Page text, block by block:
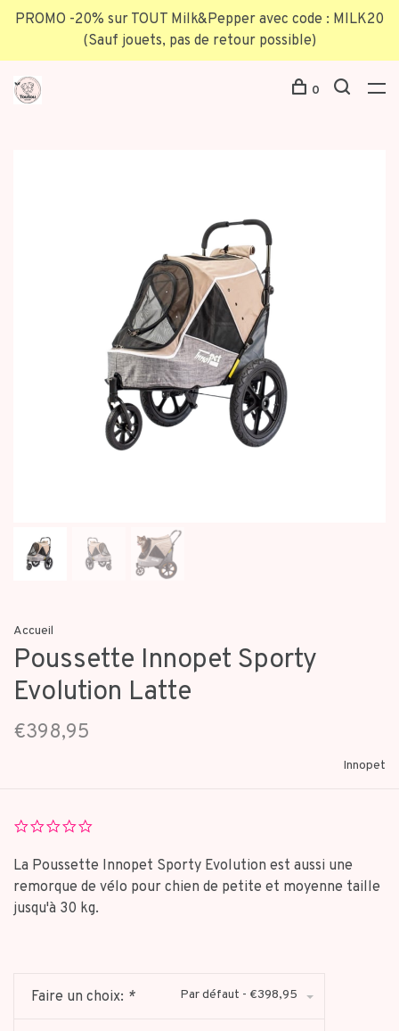
PROMO -20% sur TOUT Milk&Pepper avec code : MILK20
(Sauf jouets, pas de retour possible)
0
Accueil
Poussette Innopet Sporty
Evolution Latte
€398,95
Innopet
rating
La Poussette Innopet Sporty Evolution est aussi une
remorque de vélo pour chien de petite et moyenne taille
jusqu'à 30 kg.
Faire un choix: * Par défaut - €398,95